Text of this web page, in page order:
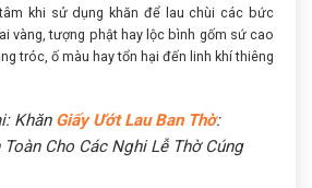
khi sử dụng khăn để lau chùi các bức
vàng, tượng phật hay lộc bình gốm sứ cao
tróc, ố màu hay tổn hại đến linh khí thiêng
Khăn Giấy Ướt Lau Ban Thờ:
Toàn Cho Các Nghi Lễ Thờ Cúng